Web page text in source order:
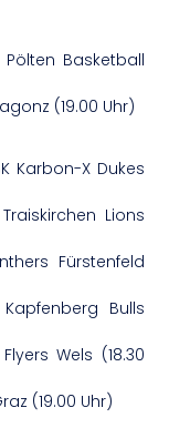
Pölten Basketball
(19.00 Uhr)
Karbon-X Dukes
Lions
Fürstenfeld
Bulls
Wels (18.30
(19.00 Uhr)